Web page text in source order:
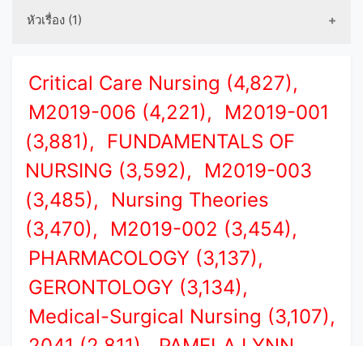
หัวเรื่อง (1)
Critical Care Nursing (4,827),
M2019-006 (4,221),
M2019-001
(3,881),
FUNDAMENTALS OF
NURSING (3,592),
M2019-003
(3,485),
Nursing Theories
(3,470),
M2019-002 (3,454),
PHARMACOLOGY (3,137),
GERONTOLOGY (3,134),
Medical-Surgical Nursing (3,107),